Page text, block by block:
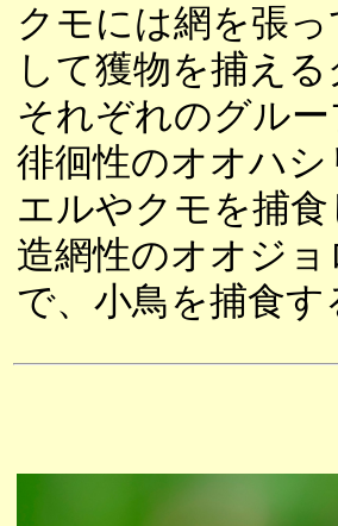
クモには網を張
して獲物を捕え
それぞれのグル
徘徊性のオオハ
エルやクモを捕食
造網性のオオジ
で、小鳥を捕食